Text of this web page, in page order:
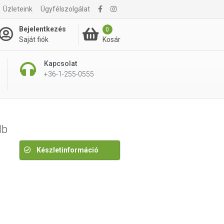
Üzleteink Ügyfélszolgálat
Bejelentkezés
Saját fiók
0
Kosár
Kapcsolat
+36-1-255-0555
485 Ft
Készletinformáció